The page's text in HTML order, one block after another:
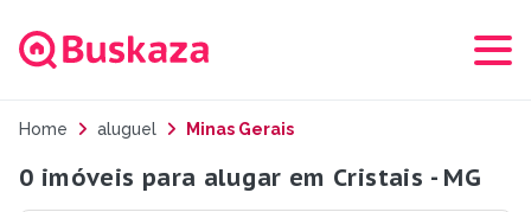
Home aluguel Minas Gerais
0 imóveis para alugar em Cristais - MG